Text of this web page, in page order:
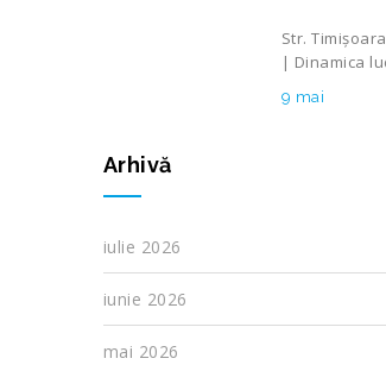
Str.
| Dinamica
9 mai
Arhivă
iulie 2026
iunie 2026
mai 2026